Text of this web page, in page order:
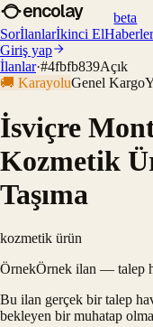
encolay
beta
Sorİlanlarİkinci ElHaberler
Giriş yap
İlanlar·#4fbfb839Açık
🚚 KarayoluGenel Kargo
İsviçre
Kozmetik
Taşıma
kozmetik ürün
ÖrnekÖrnek ilan — talep
Bu ilan gerçek bir talep
bekleyen bir muhatap